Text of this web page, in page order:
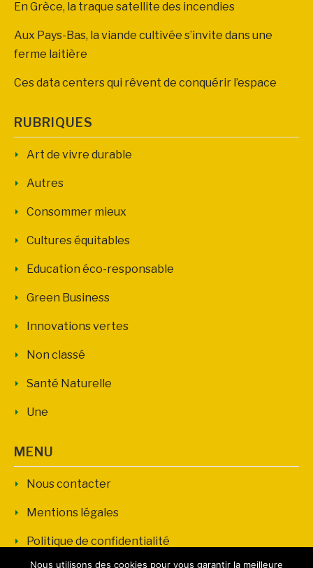
En Grèce, la traque satellite des incendies
Aux Pays-Bas, la viande cultivée s’invite dans une
ferme laitière
Ces data centers qui rêvent de conquérir l’espace
RUBRIQUES
Art de vivre durable
Autres
Consommer mieux
Cultures équitables
Education éco-responsable
Green Business
Innovations vertes
Non classé
Santé Naturelle
Une
MENU
Nous contacter
Mentions légales
Politique de confidentialité
Nous utilisons des cookies pour vous garantir la meilleure